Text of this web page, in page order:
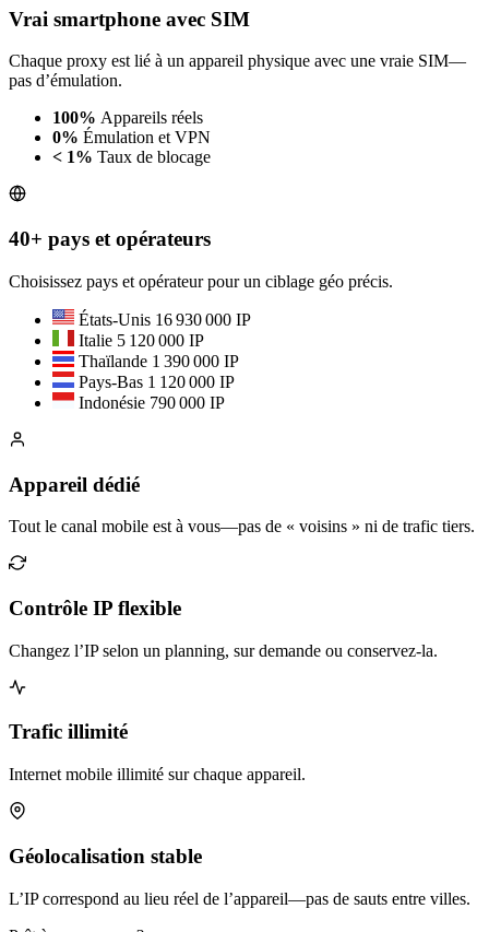
Vrai smartphone avec SIM
Chaque proxy est lié à un appareil physique avec une vraie SIM—
pas d’émulation.
100% Appareils réels
0% Émulation et VPN
< 1% Taux de blocage
40+ pays et opérateurs
Choisissez pays et opérateur pour un ciblage géo précis.
États-Unis 16 930 000 IP
Italie 5 120 000 IP
Thaïlande 1 390 000 IP
Pays-Bas 1 120 000 IP
Indonésie 790 000 IP
Appareil dédié
Tout le canal mobile est à vous—pas de « voisins » ni de trafic tiers.
Contrôle IP flexible
Changez l’IP selon un planning, sur demande ou conservez-la.
Trafic illimité
Internet mobile illimité sur chaque appareil.
Géolocalisation stable
L’IP correspond au lieu réel de l’appareil—pas de sauts entre villes.